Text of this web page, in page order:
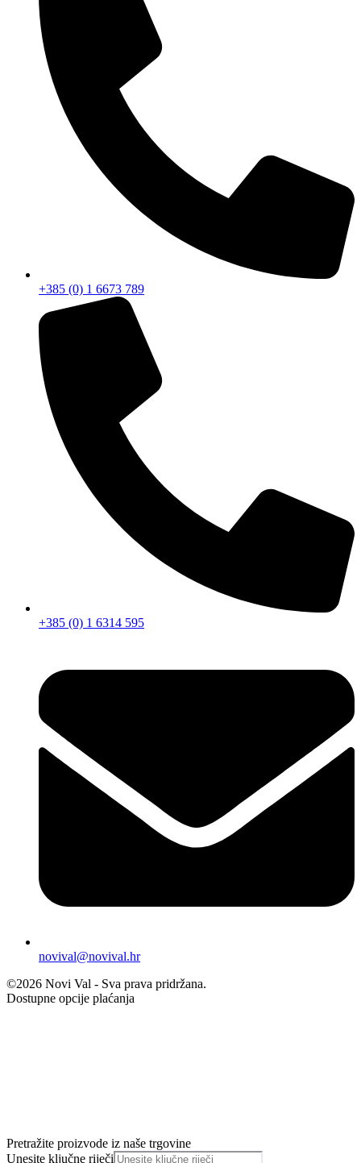
+385 (0) 1 6673 789
+385 (0) 1 6314 595
novival@novival.hr
©2026 Novi Val - Sva prava pridržana.
Dostupne opcije plaćanja
Pretražite proizvode iz naše trgovine
Unesite ključne riječi